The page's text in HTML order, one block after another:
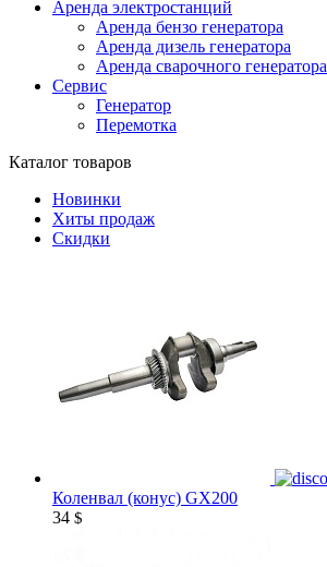
Аренда электростанций
Аренда бензо генератора
Аренда дизель генератора
Аренда сварочного генератора
Сервис
Генератор
Перемотка
Каталог товаров
Новинки
Хиты продаж
Скидки
Коленвал (конус) GX200
34 $